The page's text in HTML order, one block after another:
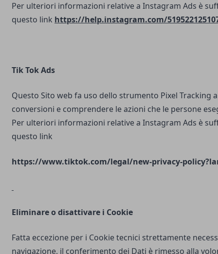
Per ulteriori informazioni relative a Instagram Ads è
questo link https://help.instagram.com/
Tik Tok Ads
Questo Sito web fa uso dello strumento Pixel Tracking
conversioni e comprendere le azioni che le persone
Per ulteriori informazioni relative a Instagram Ads è
questo link
https://www.tiktok.com/legal/new-privacy-
Eliminare o disattivare i Cookie
Fatta eccezione per i Cookie tecnici strettamente
navigazione, il conferimento dei Dati è rimesso alla